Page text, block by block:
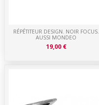
RÉPÉTITEUR DESIGN. NOIR FOCUS.
AUSSI MONDEO
19,00 €